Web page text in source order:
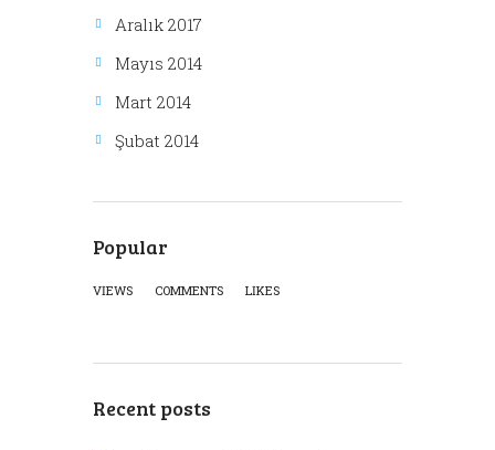
Aralık 2017
Mayıs 2014
Mart 2014
Şubat 2014
Popular
VIEWS COMMENTS LIKES
Recent posts